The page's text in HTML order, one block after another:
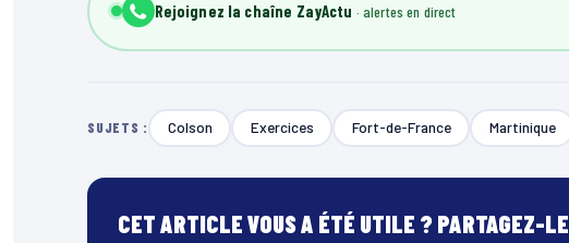
Rejoignez la chaîne ZayActu
SUJETS : Colson Exercices Fort-de-France Martinique
CET ARTICLE VOUS A ÉTÉ UTILE ? PARTAGEZ-LE